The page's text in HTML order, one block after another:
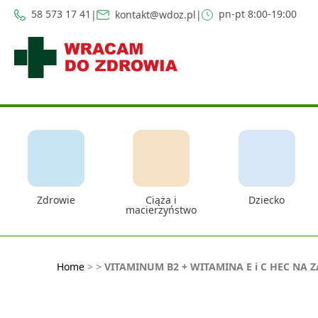
58 573 17 41 | kontakt@wdoz.pl | pn-pt 8:00-19:00
Zdrowie Ciąża i
macierzyństwo
Dziecko
Home > > VITAMINUM B2 + WITAMINA E i C HEC NA